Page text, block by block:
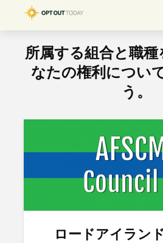
所属する組合と職
なたの権利につい
う。
ロードアイラン